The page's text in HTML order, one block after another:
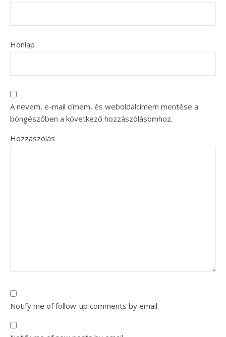
Honlap
A nevem, e-mail címem, és weboldalcímem mentése a
böngészőben a következő hozzászólásomhoz.
Hozzászólás
Notify me of follow-up comments by email.